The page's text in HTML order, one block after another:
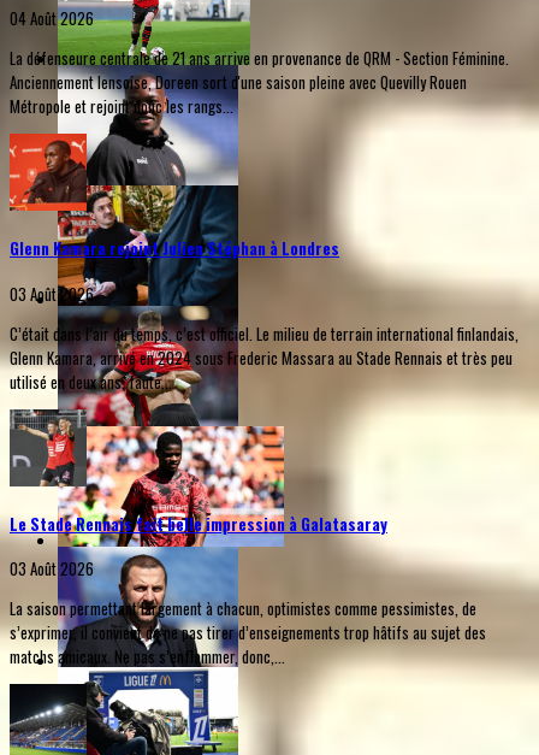
04 Août 2026
La défenseure centrale de 21 ans arrive en provenance de QRM - Section Féminine.
Anciennement lensoise, Doreen sort d'une saison pleine avec Quevilly Rouen
Métropole et rejoint donc les rangs...
Glenn Kamara rejoint Julien Stéphan à Londres
03 Août 2026
C’était dans l’air du temps, c’est officiel. Le milieu de terrain international finlandais,
Glenn Kamara, arrivé en 2024 sous Frederic Massara au Stade Rennais et très peu
utilisé en deux ans, faute...
Le Stade Rennais fait belle impression à Galatasaray
03 Août 2026
La saison permettant largement à chacun, optimistes comme pessimistes, de
s’exprimer, il convient de ne pas tirer d’enseignements trop hâtifs au sujet des
matchs amicaux. Ne pas s’enflammer, donc,...